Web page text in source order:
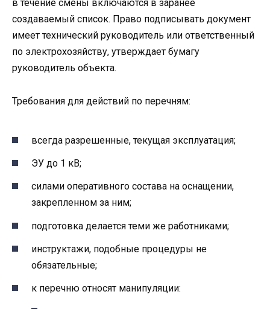
в течение смены включаются в заранее
создаваемый список. Право подписывать документ
имеет технический руководитель или ответственный
по электрохозяйству, утверждает бумагу
руководитель объекта.
Требования для действий по перечням:
всегда разрешенные, текущая эксплуатация;
ЭУ до 1 кВ;
силами оперативного состава на оснащении,
закрепленном за ним;
подготовка делается теми же работниками;
инструктажи, подобные процедуры не
обязательные;
к перечню относят манипуляции: